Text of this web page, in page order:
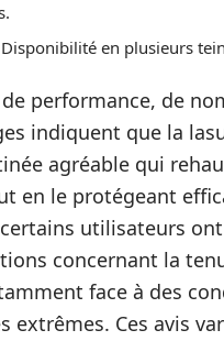
Disponibilité en plusieurs
performance, de
indiquent que la
agréable qui
en le protégeant
utilisateurs
concernant la
face à des
extrêmes. Ces avis